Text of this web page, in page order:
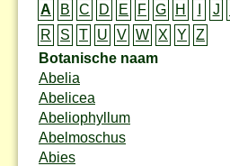
A
B C D E F G H J
R
S T U V W X Y
Z
Botanische naam
Abelia
Abelicea
Abeliophyllum
Abelmoschus
Abies